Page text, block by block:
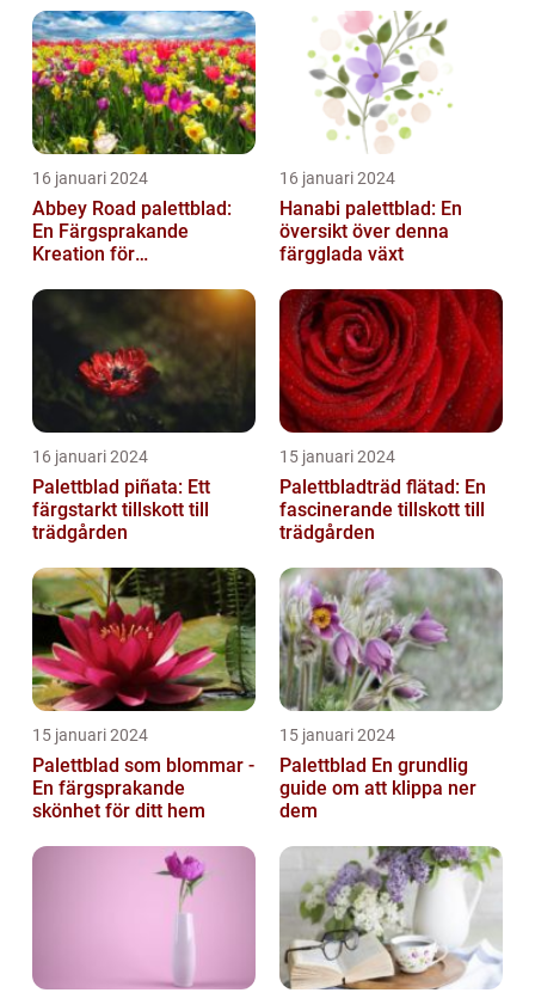
16 januari 2024
Abbey Road palettblad:
En Färgsprakande
Kreation för
16 januari 2024
Hanabi palettblad: En
översikt över denna
färgglada växt
16 januari 2024
Palettblad piñata: Ett
färgstarkt tillskott till
trädgården
15 januari 2024
Palettbladträd flätad: En
fascinerande tillskott till
trädgården
15 januari 2024
Palettblad som blommar -
En färgsprakande
skönhet för ditt hem
15 januari 2024
Palettblad En grundlig
guide om att klippa ner
dem